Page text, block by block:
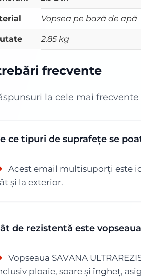
Vopsea pe bază de apă
2.85 kg
frecvente
la cele mai
ce tipuri de suprafețe se
Acest email multisuporți este
și la exterior.
de rezistentă este
Vopseaua SAVANA
ploaie, soare și îngheț,